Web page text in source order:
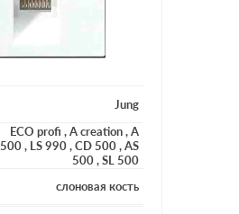
Jung
ECO profi ,A creation,A
500, LS 990,CD 500,AS
500,SL 500
слоновая кость